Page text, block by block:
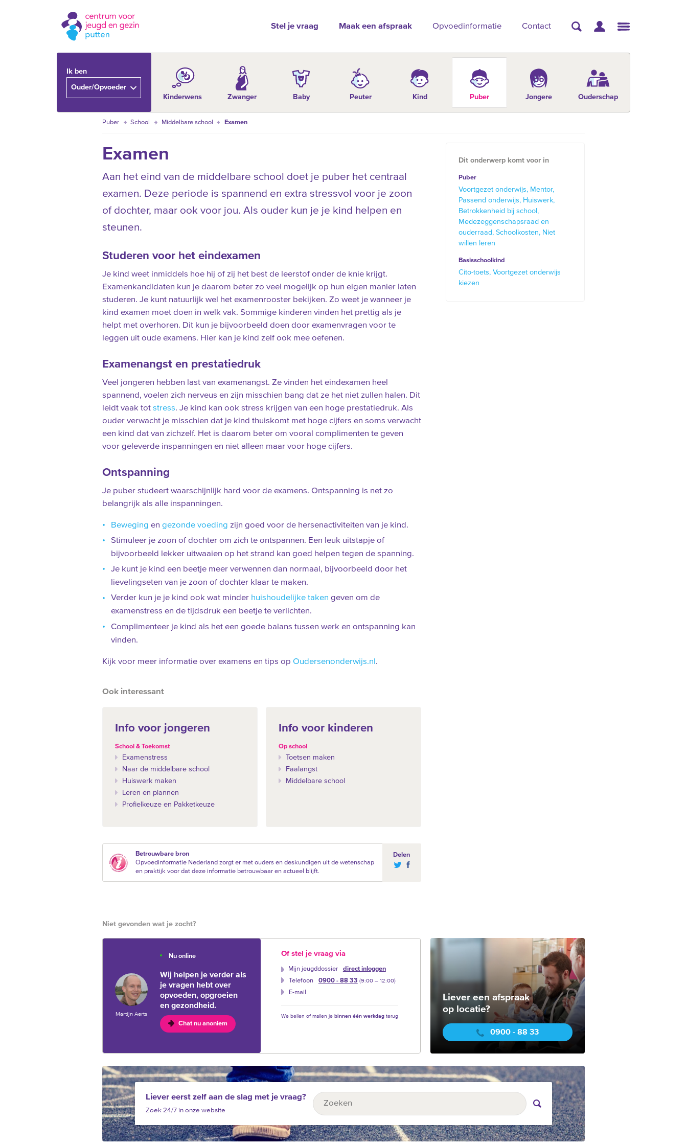
Stel je vraag Maak een afspraak Opvoedinformatie Contact
Ik ben
Ouder/Opvoeder
Kinderwens
Zwanger Baby Peuter Kind Puber Jongere Ouderschap
Puber School Middelbare school Examen
Examen
Aan het eind van de middelbare school doet je puber het centraal
examen. Deze periode is spannend en extra stressvol voor je zoon
of dochter, maar ook voor jou. Als ouder kun je je kind helpen en
steunen.
Studeren voor het eindexamen
Je kind weet inmiddels hoe hij of zij het best de leerstof onder de knie krijgt.
Examenkandidaten kun je daarom beter zo veel mogelijk op hun eigen manier laten
studeren. Je kunt natuurlijk wel het examenrooster bekijken. Zo weet je wanneer je
kind examen moet doen in welk vak. Sommige kinderen vinden het prettig als je
helpt met overhoren. Dit kun je bijvoorbeeld doen door examenvragen voor te
leggen uit oude examens. Hier kan je kind zelf ook mee oefenen.
Examenangst en prestatiedruk
Veel jongeren hebben last van examenangst. Ze vinden het eindexamen heel
spannend, voelen zich nerveus en zijn misschien bang dat ze het niet zullen halen. Dit
leidt vaak tot stress. Je kind kan ook stress krijgen van een hoge prestatiedruk. Als
ouder verwacht je misschien dat je kind thuiskomt met hoge cijfers en soms verwacht
een kind dat van zichzelf. Het is daarom beter om vooral complimenten te geven
voor geleverde inspanningen en niet alleen maar voor hoge cijfers.
Ontspanning
Je puber studeert waarschijnlijk hard voor de examens. Ontspanning is net zo
belangrijk als alle inspanningen.
Beweging en gezonde voeding zijn goed voor de hersenactiviteiten van je kind.
Stimuleer je zoon of dochter om zich te ontspannen. Een leuk uitstapje of
bijvoorbeeld lekker uitwaaien op het strand kan goed helpen tegen de spanning.
Je kunt je kind een beetje meer verwennen dan normaal, bijvoorbeeld door het
lievelingseten van je zoon of dochter klaar te maken.
Verder kun je je kind ook wat minder huishoudelijke taken geven om de
examenstress en de tijdsdruk een beetje te verlichten.
Complimenteer je kind als het een goede balans tussen werk en ontspanning kan
vinden.
Kijk voor meer informatie over examens en tips op Oudersenonderwijs.nl .
Ook interessant
Info voor jongeren
School & Toekomst
Examenstress
Naar de middelbare school
Huiswerk maken
Leren en plannen
Profielkeuze en Pakketkeuze
Info voor kinderen
Op school
Toetsen maken
Faalangst
Middelbare school
Betrouwbare bron
Opvoedinformatie Nederland zorgt er met ouders en deskundigen uit de wetenschap
en praktijk voor dat deze informatie betrouwbaar en actueel blijft.
Delen
Dit onderwerp komt voor in
Puber
Voortgezet onderwijs
Mentor
Passend onderwijs
Huiswerk
Betrokkenheid bij school
Medezeggenschapsraad en
ouderraad
Schoolkosten
Niet
willen leren
Basisschoolkind
Cito-toets Voortgezet onderwijs
kiezen
Niet gevonden wat je zocht?
Martijn Aerts
Nu online
Wij helpen je verder als
je vragen hebt over
opvoeden, opgroeien
en gezondheid.
Chat nu anoniem
Of stel je vraag via
Mijn jeugddossier
direct inloggen
Telefoon
0900 - 88 33 (9:00 –‍ 12:00)
E-mail
We bellen of mailen je binnen één werkdagterug
Liever een afspraak
op locatie?
0900 - 88 33
Liever eerst zelf aan de slag met je vraag?
Zoek 24/7 in onze website